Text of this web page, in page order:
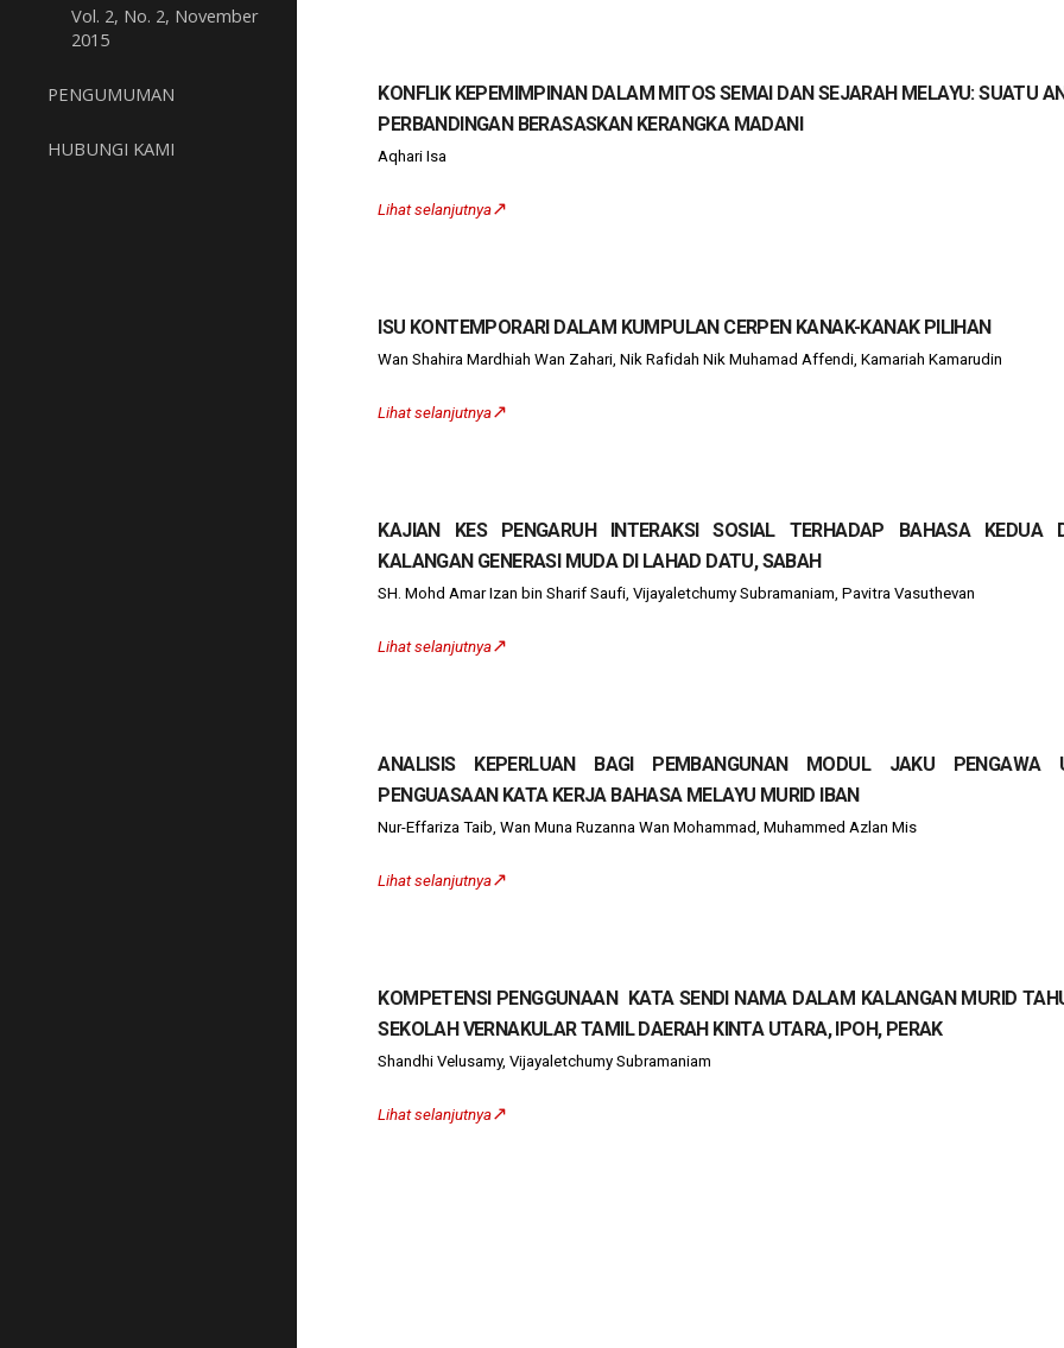
Vol. 2, No. 2, November
2015
PENGUMUMAN
HUBUNGI KAMI
KONFLIK KEPEMIMPINAN DALAM MITOS SEMAI DAN SEJARAH MELAYU: SUATU
PERBANDINGAN BERASASKAN KERANGKA MADANI
Aqhari Isa
Lihat selanjutnya↗️
ISU KONTEMPORARI DALAM KUMPULAN CERPEN KANAK-KANAK PILIHAN
Wan Shahira Mardhiah Wan Zahari, Nik Rafidah Nik Muhamad Affendi, Kamariah Kamarudin
Lihat selanjutnya↗️
KAJIAN KES PENGARUH INTERAKSI SOSIAL TERHADAP BAHASA KEDUA
KALANGAN GENERASI MUDA DI LAHAD DATU, SABAH
SH. Mohd Amar Izan bin Sharif Saufi, Vijayaletchumy Subramaniam, Pavitra Vasuthevan
Lihat selanjutnya↗️
ANALISIS KEPERLUAN BAGI PEMBANGUNAN MODUL JAKU PENGAWA
PENGUASAAN KATA KERJA BAHASA MELAYU MURID IBAN
Nur-Effariza Taib, Wan Muna Ruzanna Wan Mohammad, Muhammed Azlan Mis
Lihat selanjutnya↗️
KOMPETENSI PENGGUNAAN KATA SENDI NAMA DALAM KALANGAN MURID
SEKOLAH VERNAKULAR TAMIL DAERAH KINTA UTARA, IPOH, PERAK
Shandhi Velusamy, Vijayaletchumy Subramaniam
Lihat selanjutnya↗️